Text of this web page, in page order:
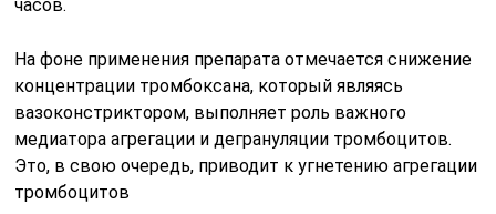
часов.
На фоне применения препарата отмечается снижение
концентрации тромбоксана, который являясь
вазоконстриктором, выполняет роль важного
медиатора агрегации и дегрануляции тромбоцитов.
Это, в свою очередь, приводит к угнетению агрегации
тромбоцитов